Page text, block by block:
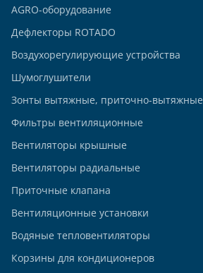
AGRO-оборудование
Дефлекторы ROTADO
Воздухорегулирующие устройства
Шумоглушители
Зонты вытяжные, приточно-вытяжные
Фильтры вентиляционные
Вентиляторы крышные
Вентиляторы радиальные
Приточные клапана
Вентиляционные установки
Водяные тепловентиляторы
Корзины для кондиционеров